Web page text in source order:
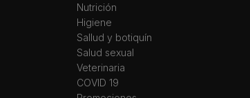
Nutrición
Higiene
Sallud y botiquín
Salud sexual
Veterinaria
COVID 19